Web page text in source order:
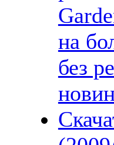
на
без